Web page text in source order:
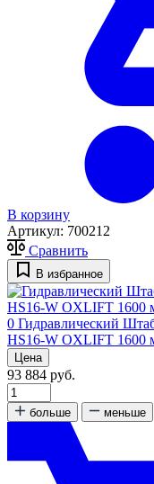
В корзину
Артикул: 700212
Сравнить
В избранное
0 Гидравлический
HS16-W OXLIFT 1600
Цена
93 884 руб.
больше меньше